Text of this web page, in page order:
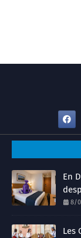
En
8/
Les